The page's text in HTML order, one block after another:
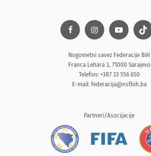
Nogometni savez Federacije BiH
Franca Lehara 3, 71000 Sarajevo
Telefon: +387 33 556 650
E-mail: federacija@nsfbih.ba
Partneri/Asocijacije